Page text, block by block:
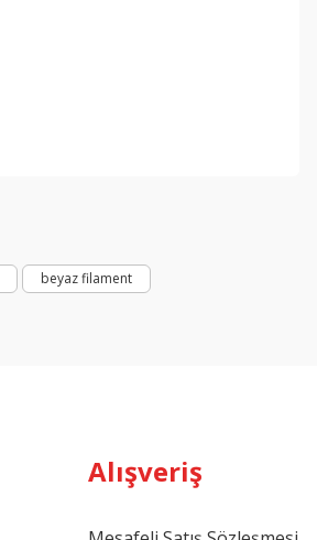
beyaz filament
Alışveriş